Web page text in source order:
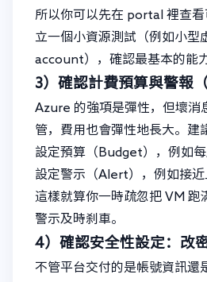
所以你可以先在 portal 裡查
立一個小資源測試（例如小型
account），確認最基本的能力
3）確認計費預算與警報
Azure 的強項是彈性，但壞消
管，費用也會彈性地長大。建
設定預算（Budget），例如
設定警示（Alert），例如接近
這樣就算你一時疏忽把 VM 跑
警示及時刹車。
4）確認安全性設定：改
不管平台交付的是帳號資訊還